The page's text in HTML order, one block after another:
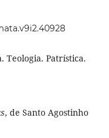
Teologia. Patrística.
, de Santo Agostinho